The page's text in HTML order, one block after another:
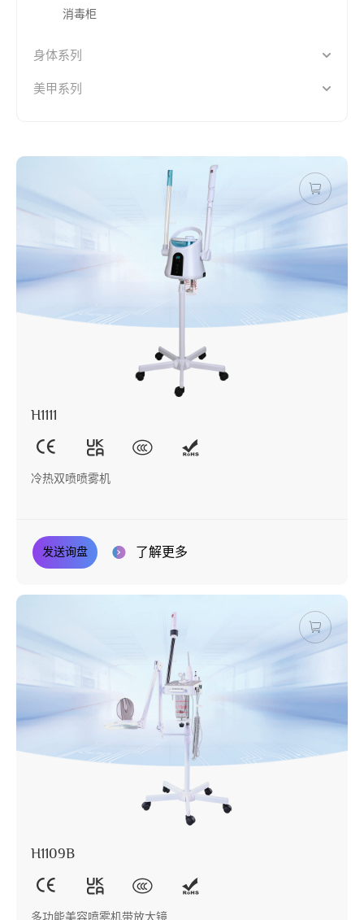
消毒柜
身体系列
美甲系列
H1111
冷热双喷喷雾机
发送询盘 了解更多
H1109B
多功能美容喷雾机带放大镜